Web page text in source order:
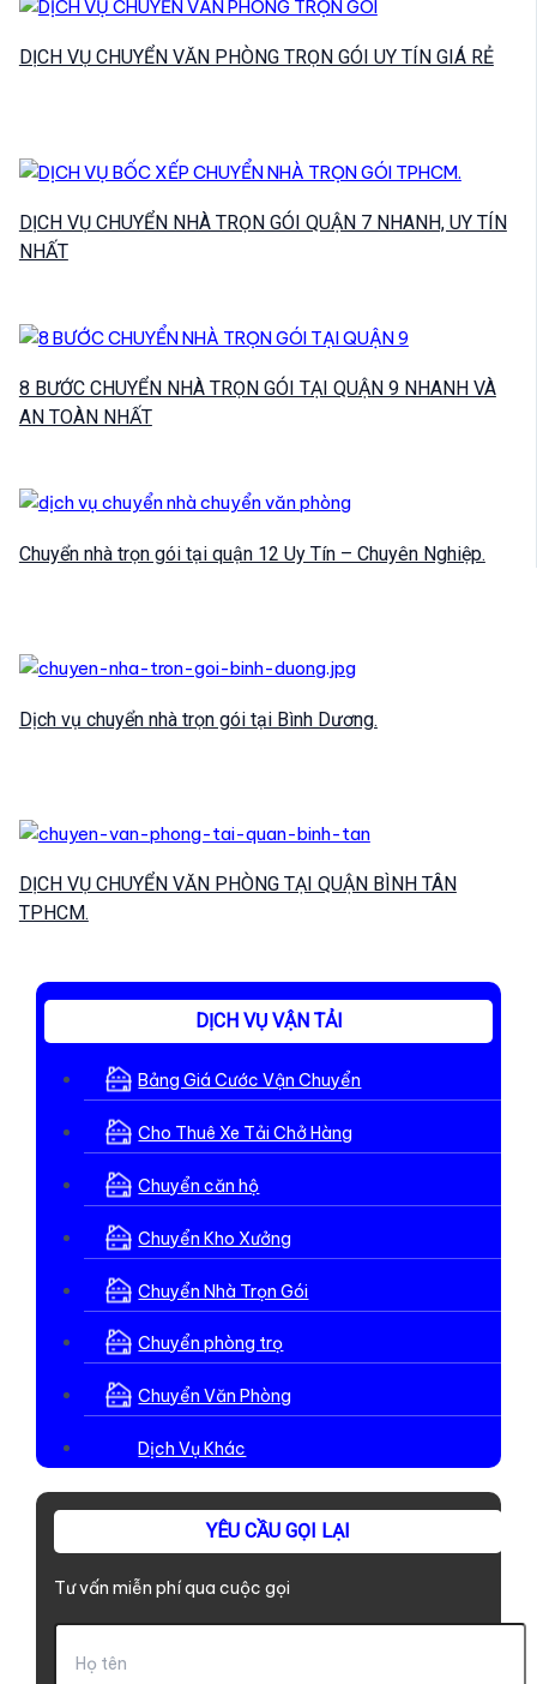
DỊCH VỤ CHUYỂN VĂN PHÒNG TRỌN GÓI UY TÍN GIÁ RẺ
DỊCH VỤ CHUYỂN NHÀ TRỌN GÓI QUẬN 7 NHANH, UY TÍN
NHẤT
8 BƯỚC CHUYỂN NHÀ TRỌN GÓI TẠI QUẬN 9 NHANH VÀ
AN TOÀN NHẤT
Chuyển nhà trọn gói tại quận 12 Uy Tín – Chuyên Nghiệp.
Dịch vụ chuyển nhà trọn gói tại Bình Dương.
DỊCH VỤ CHUYỂN VĂN PHÒNG TẠI QUẬN BÌNH TÂN
TPHCM.
DỊCH VỤ VẬN TẢI
Bảng Giá Cước Vận Chuyển
Cho Thuê Xe Tải Chở Hàng
Chuyển căn hộ
Chuyển Kho Xưởng
Chuyển Nhà Trọn Gói
Chuyển phòng trọ
Chuyển Văn Phòng
Dịch Vụ Khác
YÊU CẦU GỌI LẠI
Tư vấn miễn phí qua cuộc gọi